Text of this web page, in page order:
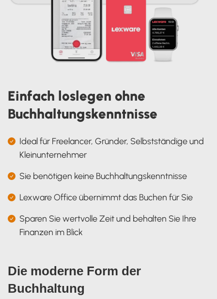
Einfach loslegen ohne
Buchhaltungskenntnisse
Ideal für Freelancer, Gründer, Selbstständige und
Kleinunternehmer
Sie benötigen keine Buchhaltungskenntnisse
Lexware Office übernimmt das Buchen für Sie
Sparen Sie wertvolle Zeit und behalten Sie Ihre
Finanzen im Blick
Die moderne Form der
Buchhaltung